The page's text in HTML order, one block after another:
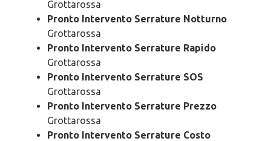
Grottarossa
Pronto Intervento Serrature Notturno
Grottarossa
Pronto Intervento Serrature Rapido
Grottarossa
Pronto Intervento Serrature SOS
Grottarossa
Pronto Intervento Serrature Prezzo
Grottarossa
Pronto Intervento Serrature Costo